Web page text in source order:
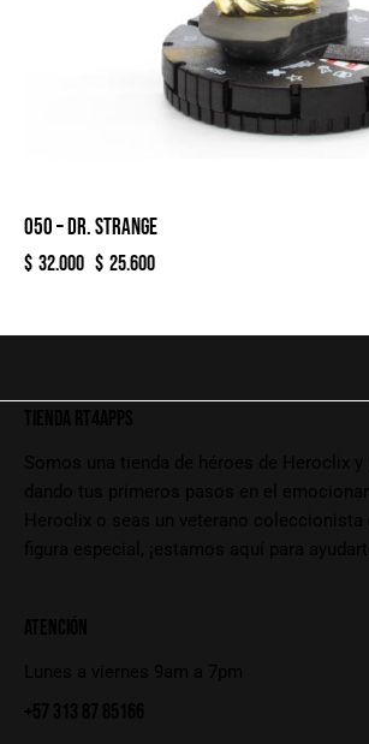
050 – DR. STRANGE
$ 32.000 $ 25.600